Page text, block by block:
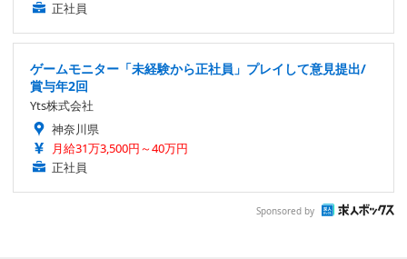
正社員
ゲームモニター「未経験から正社員」プレイして意見提出/
賞与年2回
Yts株式会社
神奈川県
月給31万3,500円～40万円
正社員
Sponsored by